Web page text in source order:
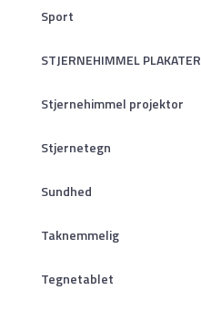
Sport
STJERNEHIMMEL PLAKATER
Stjernehimmel projektor
Stjernetegn
Sundhed
Taknemmelig
Tegnetablet